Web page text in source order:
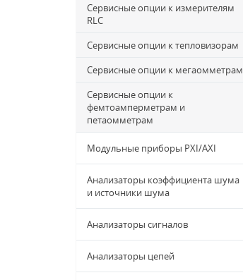
Сервисные опции к измерителям
RLC
Сервисные опции к тепловизорам
Сервисные опции к мегаомметрам
Сервисные опции к
фемтоамперметрам и
петаомметрам
Модульные приборы PXI/AXI
Анализаторы коэффициента шума
и источники шума
Анализаторы сигналов
Анализаторы цепей